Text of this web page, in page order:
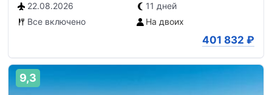
22.08.2026
11 дней
Все включено
На двоих
401 832 ₽
9,3